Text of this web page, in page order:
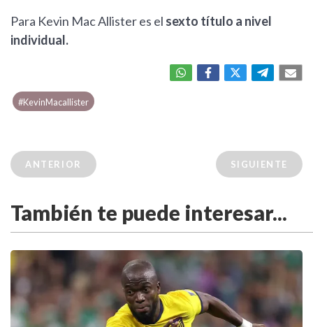
Para Kevin Mac Allister es el sexto título a nivel
individual.
#KevinMacallister
ANTERIOR SIGUIENTE
También te puede interesar...